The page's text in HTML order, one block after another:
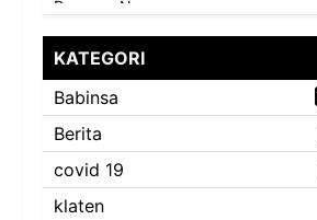
KATEGORI
Babinsa
Berita
covid 19
klaten